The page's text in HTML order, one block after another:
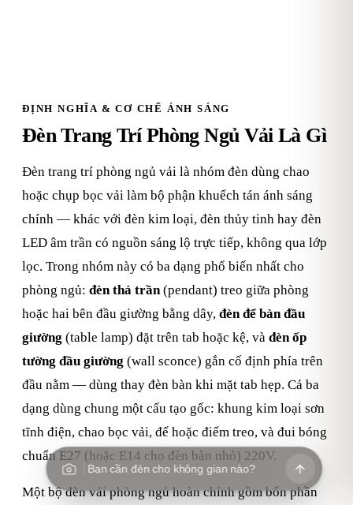
ĐỊNH NGHĨA & CƠ CHẾ ÁNH SÁNG
Đèn Trang Trí Phòng Ngủ Vải Là Gì
Đèn trang trí phòng ngủ vải là nhóm đèn dùng chao
hoặc chụp bọc vải làm bộ phận khuếch tán ánh sáng
chính — khác với đèn kim loại, đèn thủy tinh hay đèn
LED âm trần có nguồn sáng lộ trực tiếp, không qua lớp
lọc. Trong nhóm này có ba dạng phổ biến nhất cho
phòng ngủ: đèn thả trần(pendant) treo giữa phòng
hoặc hai bên đầu giường bằng dây, đèn để bàn đầu
giường (table lamp) đặt trên tab hoặc kệ, và đèn ốp
tường đầu giường (wall sconce) gắn cố định phía trên
đầu nằm — dùng thay đèn bàn khi mặt tab hẹp. Cả ba
dạng dùng chung một cấu tạo gốc: khung kim loại sơn
tĩnh điện, chao bọc vải, đế hoặc điểm treo, và đui bóng
chuẩn E27 (hoặc E14 cho đèn bàn nhỏ) 220V.
Một bộ đèn vải phòng ngủ hoàn chỉnh gồm bốn phần
Bạn cần đèn cho không gian nào?